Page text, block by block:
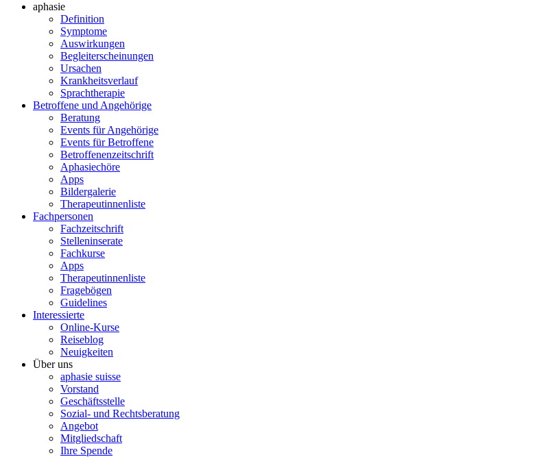
aphasie
Definition
Symptome
Auswirkungen
Begleiterscheinungen
Ursachen
Krankheitsverlauf
Sprachtherapie
Betroffene und Angehörige
Beratung
Events für Angehörige
Events für Betroffene
Betroffenenzeitschrift
Aphasiechöre
Apps
Bildergalerie
Therapeutinnenliste
Fachpersonen
Fachzeitschrift
Stelleninserate
Fachkurse
Apps
Therapeutinnenliste
Fragebögen
Guidelines
Interessierte
Online-Kurse
Reiseblog
Neuigkeiten
Über uns
aphasie suisse
Vorstand
Geschäftsstelle
Sozial- und Rechtsberatung
Angebot
Mitgliedschaft
Ihre Spende